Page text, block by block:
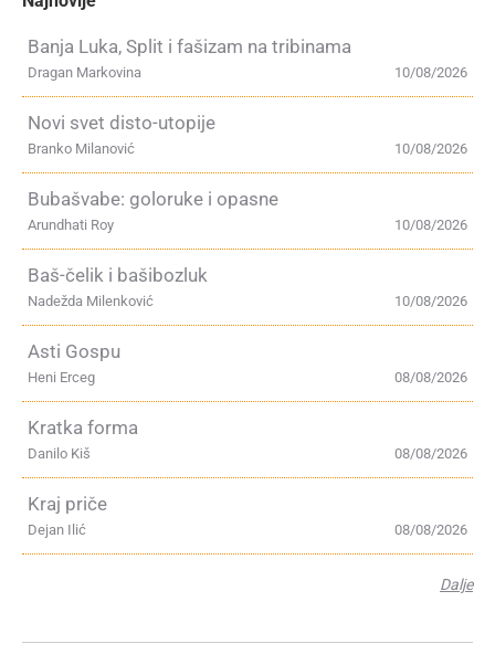
Banja Luka, Split i fašizam na tribinama
10/08/2026
Dragan Markovina
Novi svet disto-utopije
10/08/2026
Branko Milanović
Bubašvabe: goloruke i opasne
10/08/2026
Arundhati Roy
Baš-čelik i bašibozluk
10/08/2026
Nadežda Milenković
Asti Gospu
08/08/2026
Heni Erceg
Kratka forma
08/08/2026
Danilo Kiš
Kraj priče
08/08/2026
Dejan Ilić
Dalje